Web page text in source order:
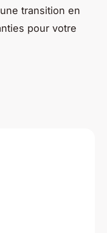
transition en
pour votre